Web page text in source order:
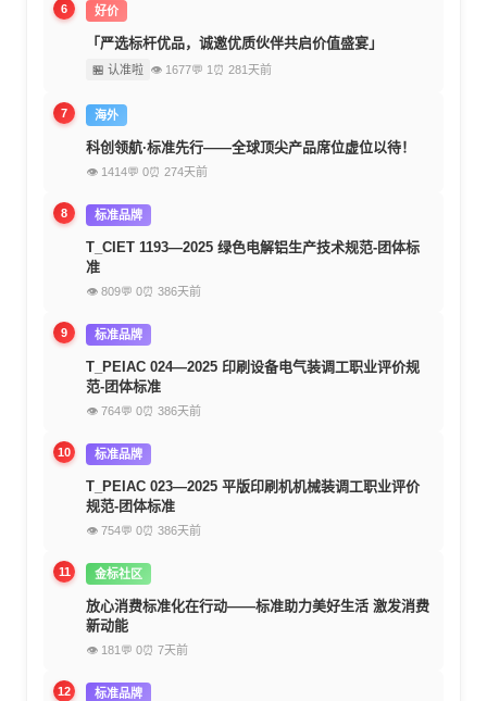
6 好价
「严选标杆优品，诚邀优质伙伴共启价值盛宴」
🏪 认准啦 👁 1677💬 1 ⏰ 281天前
7 海外
科创领航·标准先行——全球顶尖产品席位虚位以待！
👁 1414💬 0⏰ 274天前
8 标准品牌
T_CIET 1193—2025 绿色电解铝生产技术规范-团体标
准
👁 809💬 0⏰ 386天前
9 标准品牌
T_PEIAC 024—2025 印刷设备电气装调工职业评价规
范-团体标准
👁 764💬 0⏰ 386天前
10 标准品牌
T_PEIAC 023—2025 平版印刷机机械装调工职业评价
规范-团体标准
👁 754💬 0⏰ 386天前
11 金标社区
放心消费标准化在行动——标准助力美好生活 激发消费
新动能
👁 181 💬 0⏰ 7天前
12 标准品牌